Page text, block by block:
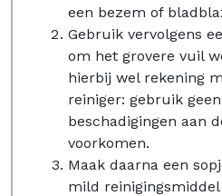
een bezem of
Gebruik vervolgens
om het grovere vuil
hierbij wel rekening
reiniger: gebruik
beschadigingen aan
voorkomen.
Maak daarna een
mild